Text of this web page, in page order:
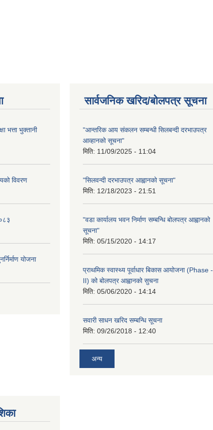
भत्ता भुक्तानी
विवरण
योजना
सार्वजनिक खरिद/बोलपत्र सूचना
"आन्तरिक आय संकलन सम्बन्धी सिलबन्दी दरभाउपत्र
आव्हानको सूचना"
मिति: 11/09/2025 - 11:04
"सिलवन्दी दरभाउपत्र आह्वानको सूचना"
मिति: 12/18/2023 - 21:51
"वडा कार्यालय भवन निर्माण सम्बन्धि बोलपत्र आह्वानको
सूचना"
मिति: 05/15/2020 - 14:17
प्राथमिक स्वास्थ्य पूर्वाधार बिकास आयोजना (Phase -
II) को बोलपत्र आह्वानको सुचना
मिति: 05/06/2020 - 14:14
सवारी साधन खरिद सम्बन्धि सूचना
मिति: 09/26/2018 - 12:40
अन्य